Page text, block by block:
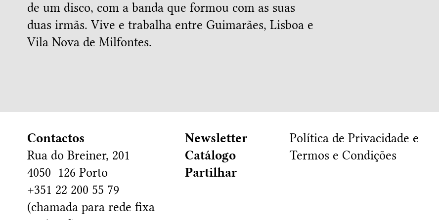
de um disco, com a banda que formou com as suas
duas irmãs. Vive e trabalha entre Guimarães, Lisboa e
Vila Nova de Milfontes.
Contactos
Rua do Breiner, 201
4050–126 Porto
+351 22 200 55 79
(chamada para rede fixa
Newsletter
Catálogo
Partilhar
Política de Privacidade e
Termos e Condições